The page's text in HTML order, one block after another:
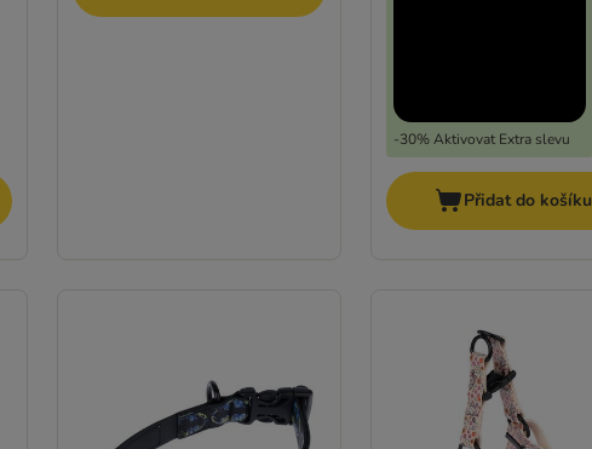
-30% Aktivovat Extra slevu
Přidat do košíku